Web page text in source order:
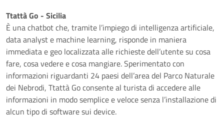
Ttattà Go - Sicilia
È una chatbot che, tramite l’impiego di intelligenza artificiale,
data analyst e machine learning, risponde in maniera
immediata e geo localizzata alle richieste dell’utente su cosa
fare, cosa vedere e cosa mangiare. Sperimentato con
informazioni riguardanti 24 paesi dell’area del Parco Naturale
dei Nebrodi, Ttattà Go consente al turista di accedere alle
informazioni in modo semplice e veloce senza l’installazione di
alcun tipo di software sui device.